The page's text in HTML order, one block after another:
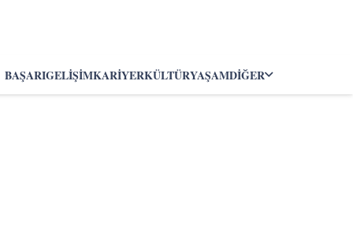
BAŞARIGELIŞIMKARIYERKÜLTÜRYAŞAMDIĞER